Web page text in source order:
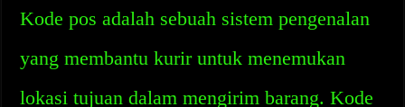
Kode pos adalah sebuah sistem pengenalan
yang membantu kurir untuk menemukan
lokasi tujuan dalam mengirim barang. Kode